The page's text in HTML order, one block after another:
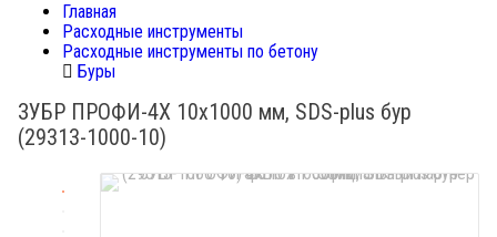
Главная
Расходные инструменты
Расходные инструменты по бетону
Буры
ЗУБР ПРОФИ-4Х 10x1000 мм, SDS-plus бур
(29313-1000-10)